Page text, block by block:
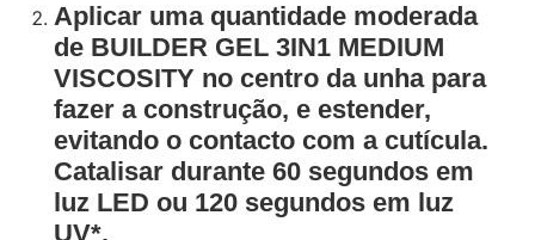
Aplicar uma quantidade moderada
de BUILDER GEL 3IN1 MEDIUM
VISCOSITY no centro da unha para
fazer a construção, e estender,
evitando o contacto com a cutícula.
Catalisar durante 60 segundos em
luz LED ou 120 segundos em luz
UV*.